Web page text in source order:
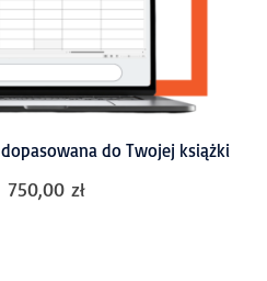
do Twojej książki
750,00 zł